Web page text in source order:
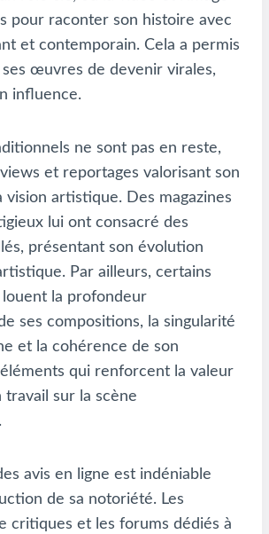
pour raconter son histoire avec
et contemporain. Cela a permis
œuvres de devenir virales,
influence.
ne sont pas en reste,
et reportages valorisant son
vision artistique. Des magazines
lui ont consacré des
présentant son évolution
Par ailleurs, certains
louent la profondeur
ses compositions, la singularité
et la cohérence de son
qui renforcent la valeur
travail sur la scène
avis en ligne est indéniable
de sa notoriété. Les
critiques et les forums dédiés à